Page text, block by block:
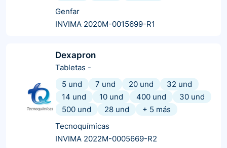
Genfar
INVIMA 2020M-0015699-R1
Dexapron
Tabletas -
5 und
7 und 20 und
32 und
14 und
10 und 400 und
30 und
500 und
28 und + 5 más
Tecnoquímicas
INVIMA 2022M-0005669-R2